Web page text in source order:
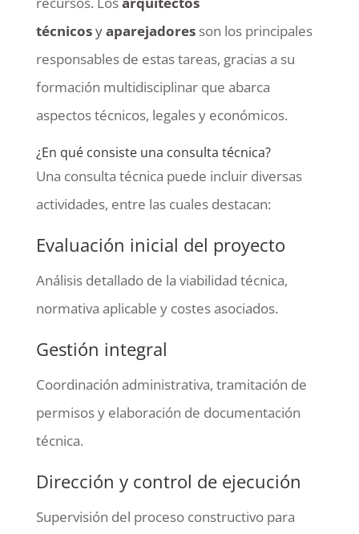
técnicosyaparejadoresson los principales
responsables de estas tareas, gracias a su
formación multidisciplinar que abarca
aspectos técnicos, legales y económicos.
¿En qué consiste una consulta técnica?
Una consulta técnica puede incluir diversas
actividades, entre las cuales destacan:
Evaluación inicial del proyecto
Análisis detallado de la viabilidad técnica,
normativa aplicable y costes asociados.
Gestión integral
Coordinación administrativa, tramitación de
permisos y elaboración de documentación
técnica.
Dirección y control de ejecución
Supervisión del proceso constructivo para